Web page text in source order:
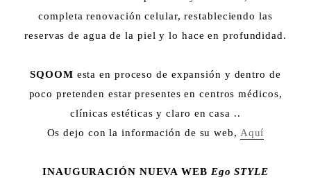
completa renovación celular, restableciendo las
reservas de agua de la piel y lo hace en profundidad.
SQOOM esta en proceso de expansión y dentro de
poco pretenden estar presentes en centros médicos,
clínicas estéticas y claro en casa ..
Os dejo con la información de su web, Aquí
INAUGURACIÓN NUEVA WEB Ego STYLE